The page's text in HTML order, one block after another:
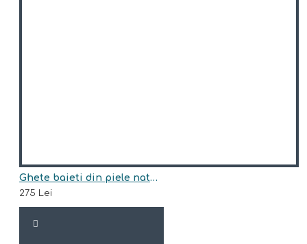
Ghete baieti din piele naturala model PARKER
275 Lei